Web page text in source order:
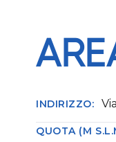
INDIRIZZO:
QUOTA (M